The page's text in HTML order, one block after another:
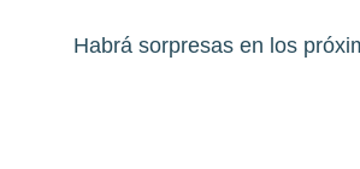
Habrá sorpresas en los